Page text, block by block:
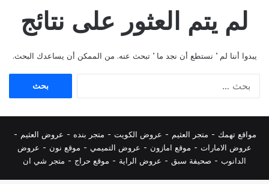
لم يتم العثور على نتائج
يبدوا أننا لم ’ نستطع أن نجد ما ’ تبحث عنه. من الممكن أن يساعدك البحث.
مواقع تهمك - متجر العثيم - عروض الكويت - متجر بنده - عروض العثيم -
عروض الامارات - موقع امازون - عروض التميمي - موقع نون - عروض
الدانوب - صحيفة سبق - عروض الراية - موقع حراج - متجر شي ان